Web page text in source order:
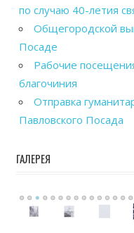
по случаю 40-летия
Общегородской
Посаде
Рабочие
благочиния
Отправка
Павловского Посада
ГАЛЕРЕЯ